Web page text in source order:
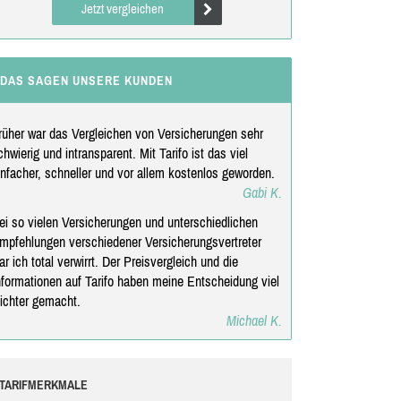
Jetzt vergleichen
DAS SAGEN UNSERE KUNDEN
war das Vergleichen von Versicherungen sehr
und intransparent. Mit Tarifo ist das viel
schneller und vor allem kostenlos geworden.
Gabi K.
so vielen Versicherungen und unterschiedlichen
verschiedener Versicherungsvertreter
ich total verwirrt. Der Preisvergleich und die
auf Tarifo haben meine Entscheidung viel
gemacht.
Michael K.
TARIFMERKMALE